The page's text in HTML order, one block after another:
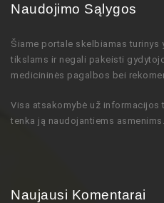
Naudojimo Sąlygos
Šiame portale skelbiamas turinys
tikslams ir negali pakeisti
medicininės pagalbos bei
Visa atsakomybė už informacijos
tenka ją naudojantiems asmenims.
Naujausi Komentarai